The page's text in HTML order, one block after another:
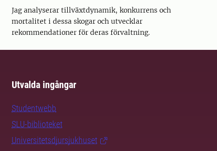
Jag analyserar tillväxtdynamik, konkurrens och
mortalitet i dessa skogar och utvecklar
rekommendationer för deras förvaltning.
Utvalda ingångar
Studentwebb
SLU-biblioteket
Universitetsdjursjukhuset